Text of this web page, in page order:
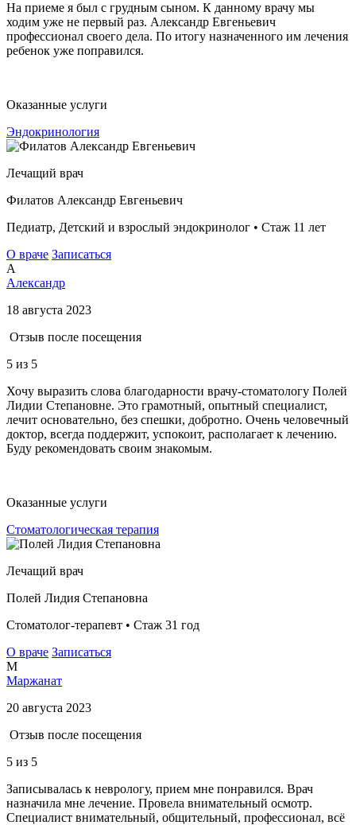
На приеме я был с грудным сыном. К данному врачу мы
ходим уже не первый раз. Александр Евгеньевич
профессионал своего дела. По итогу назначенного им лечения
ребенок уже поправился.
Оказанные услуги
Эндокринология
Лечащий врач
Филатов Александр Евгеньевич
Педиатр, Детский и взрослый эндокринолог • Стаж 11 лет
О враче Записаться
А
Александр
18 августа 2023
Отзыв после посещения
5 из 5
Хочу выразить слова благодарности врачу-стоматологу Полей
Лидии Степановне. Это грамотный, опытный специалист,
лечит основательно, без спешки, добротно. Очень человечный
доктор, всегда поддержит, успокоит, располагает к лечению.
Буду рекомендовать своим знакомым.
Оказанные услуги
Стоматологическая терапия
Лечащий врач
Полей Лидия Степановна
Стоматолог-терапевт • Стаж 31 год
О враче Записаться
М
Маржанат
20 августа 2023
Отзыв после посещения
5 из 5
Записывалась к неврологу, прием мне понравился. Врач
назначила мне лечение. Провела внимательный осмотр.
Специалист внимательный, общительный, профессионал, всё